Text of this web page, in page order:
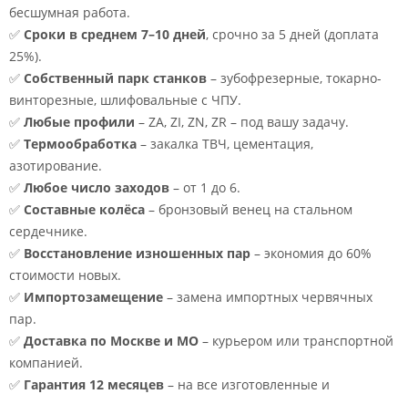
бесшумная работа.
✅ Сроки в среднем 7–10 дней, срочно за 5 дней (доплата
25%).
✅ Собственный парк станков – зубофрезерные, токарно-
винторезные, шлифовальные с ЧПУ.
✅ Любые профили – ZA, ZI, ZN, ZR – под вашу задачу.
✅ Термообработка – закалка ТВЧ, цементация,
азотирование.
✅ Любое число заходов – от 1 до 6.
✅ Составные колёса – бронзовый венец на стальном
сердечнике.
✅ Восстановление изношенных пар – экономия до 60%
стоимости новых.
✅ Импортозамещение – замена импортных червячных
пар.
✅ Доставка по Москве и МО – курьером или транспортной
компанией.
✅ Гарантия 12 месяцев – на все изготовленные и